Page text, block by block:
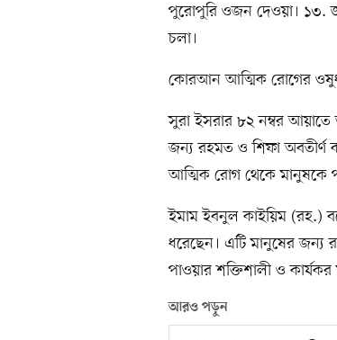
পুরোপুরি ওজন দেওয়া। ১৩.
চলা।
কোরআন আত্মিক রোগের
সুরা ইসরার ৮২ নম্বর
জন্য রহমত ও শিফা অবতীর্ণ
আত্মিক রোগ থেকে মানুষকে
ইমাম ইবনুল কাইয়িম
ধরেছেন। এটি মানুষের জন্য
পাওয়ার শক্তিশালী ও
আরও পড়ুন